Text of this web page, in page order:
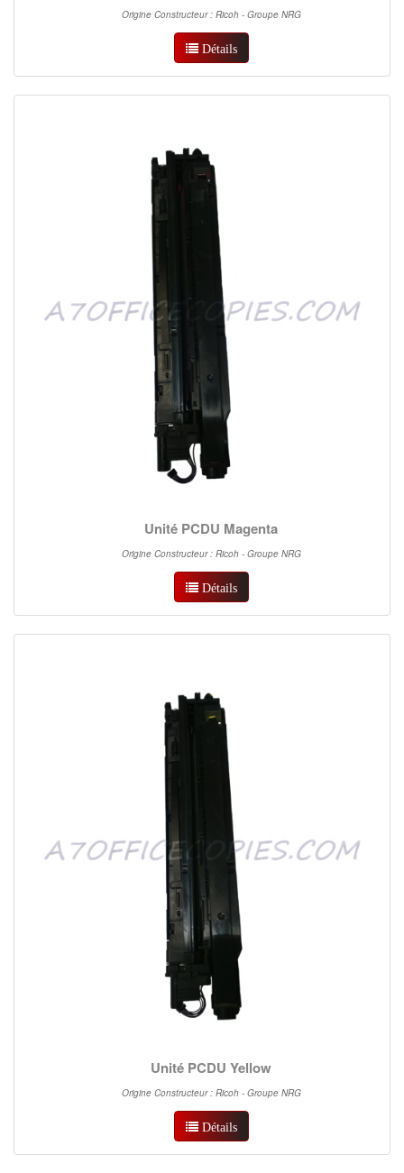
Origine Constructeur : Ricoh - Groupe NRG
Détails
Unité PCDU Magenta
Origine Constructeur : Ricoh - Groupe NRG
Détails
Unité PCDU Yellow
Origine Constructeur : Ricoh - Groupe NRG
Détails